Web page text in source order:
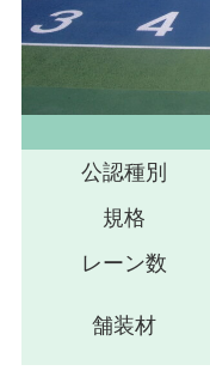
公認種別
規格
レーン数
舗装材